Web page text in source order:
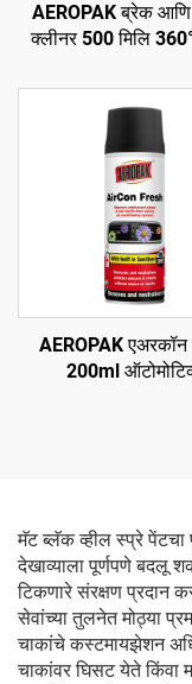
AEROPAK ब्रेक आणि
क्लीनर 500 मिलि 360°
AEROPAK
200ml
मॅट ब्लॅक व्हील स्प्रे पेंटचा
देखाव्याला पूर्णपणे बदलू
टिकणारे संरक्षण प्रदान
सेवांच्या तुलनेत मोठ्या
चाकांचे कस्टमायझेशन
चाकांवर घिसट येते किंवा